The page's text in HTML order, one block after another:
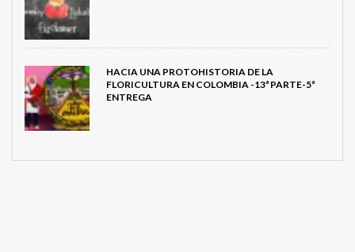
HACIA UNA PROTOHISTORIA DE LA
FLORICULTURA EN COLOMBIA -13ª PARTE-5ª
ENTREGA